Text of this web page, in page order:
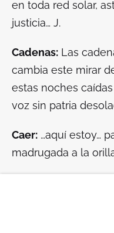
en toda red solar,
justicia… J.
Cadenas: Las
cambia este mirar
estas noches
voz sin patria
Caer: …aquí estoy…
madrugada a la